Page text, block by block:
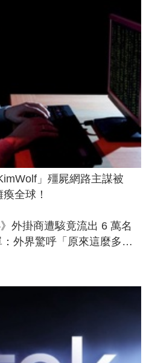
」殭屍網路主謀被
全球！
》外掛商遭駭竟流出 6 萬名
外界驚呼「原來這麼多人